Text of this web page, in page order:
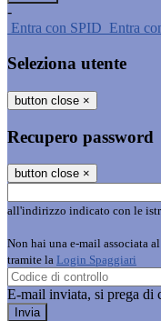
-
Entra con SPID Entra
Seleziona utente
button close ×
Recupero password
button close ×
all'indirizzo indicato con le
Non hai una e-mail associata
tramite la Login Spaggiari
E-mail inviata, si prega di